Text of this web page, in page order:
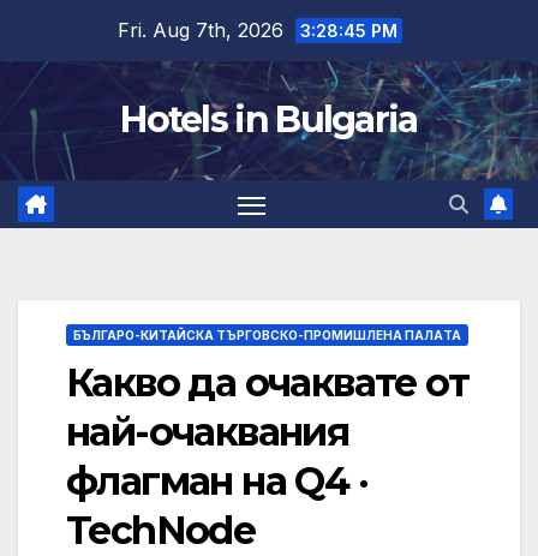
content
Fri. Aug 7th, 2026 3:28:46 PM
Hotels in Bulgaria
БЪЛГАРО-КИТАЙСКА ТЪРГОВСКО-ПРОМИШЛЕНА ПАЛAТА
Какво да очаквате от
най-очаквания
флагман на Q4 ·
TechNode